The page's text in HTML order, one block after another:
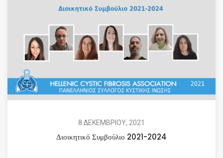
8 ΔΕΚΕΜΒΡΙΟΥ, 2021
Διοικητικό Συμβούλιο 2021-2024